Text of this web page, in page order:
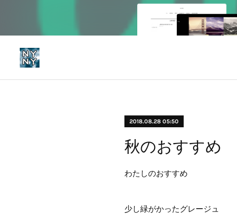
2018.08.28 05:50
秋のおすすめ
わたしのおすすめ
少し緑がかったグレージュ